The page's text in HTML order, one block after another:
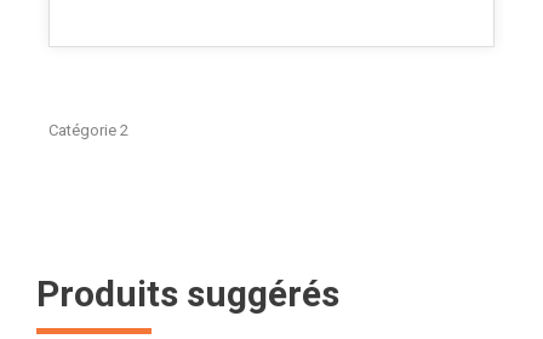
Catégorie 2
Produits suggérés